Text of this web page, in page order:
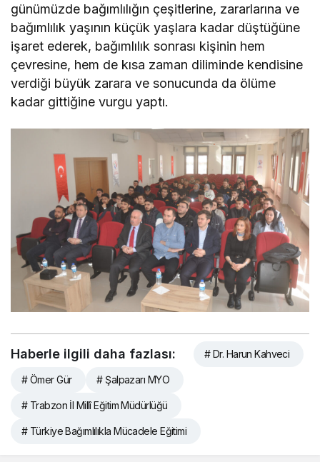
günümüzde bağımlılığın çeşitlerine, zararlarına ve
bağımlılık yaşının küçük yaşlara kadar düştüğüne
işaret ederek, bağımlılık sonrası kişinin hem
çevresine, hem de kısa zaman diliminde kendisine
verdiği büyük zarara ve sonucunda da ölüme
kadar gittiğine vurgu yaptı.
Haberle ilgili daha fazlası: # Dr. Harun Kahveci
# Ömer Gür # Şalpazarı MYO
# Trabzon İl Millî Eğitim Müdürlüğü
# Türkiye Bağımlılıkla Mücadele Eğitimi